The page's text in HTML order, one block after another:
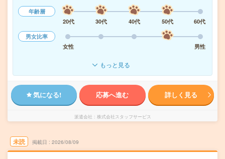
年齢層
20代
30代 40代 50代
60代
男女比率
女性
男性
もっと見る
気になる! 応募へ進む 詳しく見る
派遣会社 株式会社スタッフサービス
未読 掲載日 2026/08/09